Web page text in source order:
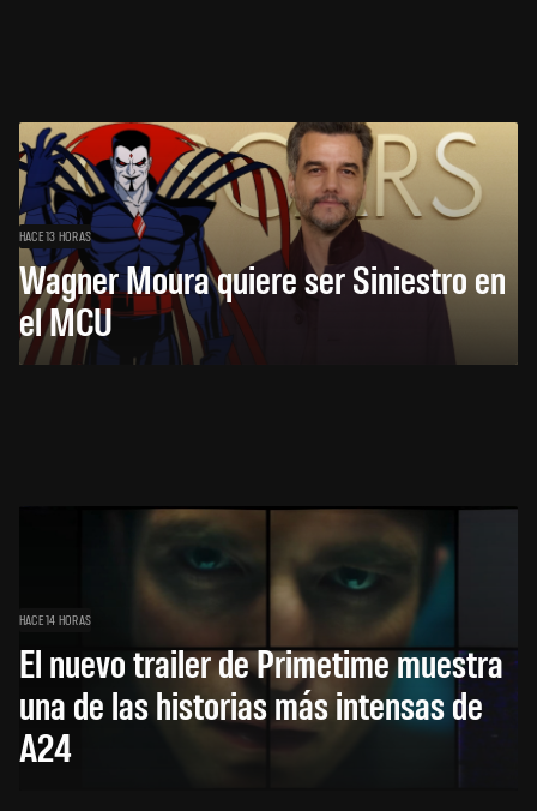
HACE 13 HORAS
Wagner Moura quiere ser Siniestro en
el MCU
HACE 14 HORAS
El nuevo trailer de Primetime muestra
una de las historias más intensas de
A24